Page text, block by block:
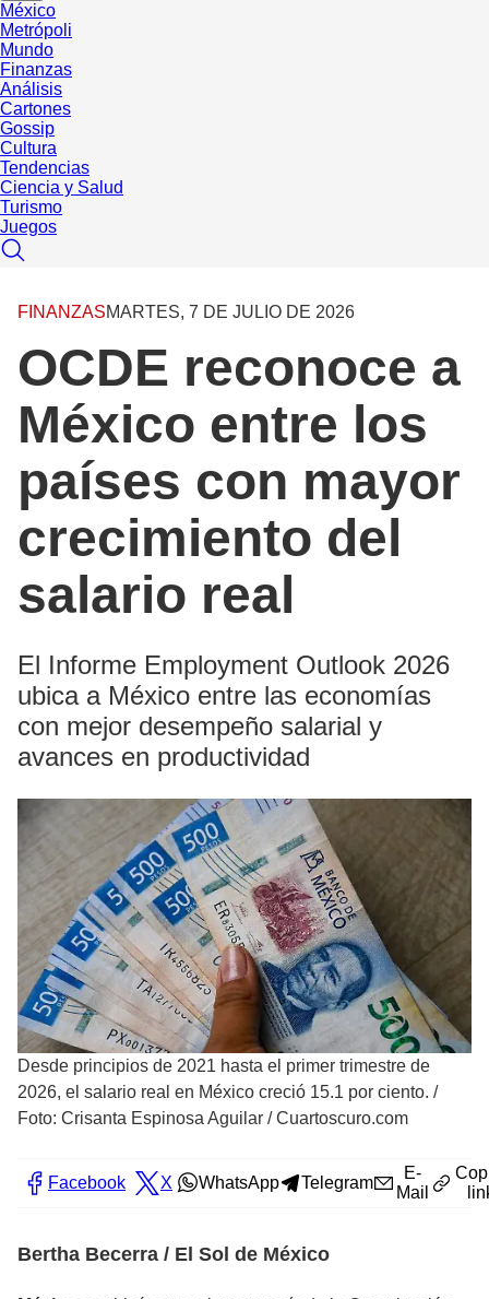
México
Metrópoli
Mundo
Finanzas
Análisis
Cartones
Gossip
Cultura
Tendencias
Ciencia y Salud
Turismo
Juegos
FINANZASMARTES, 7 DE JULIO DE 2026
OCDE reconoce a
México entre los
países con mayor
crecimiento del
salario real
El Informe Employment Outlook 2026
ubica a México entre las economías
con mejor desempeño salarial y
avances en productividad
Desde principios de 2021 hasta el primer trimestre de
2026, el salario real en México creció 15.1 por ciento. /
Foto: Crisanta Espinosa Aguilar / Cuartoscuro.com
Facebook X WhatsApp Telegram
E-
Mail
Bertha Becerra / El Sol de México